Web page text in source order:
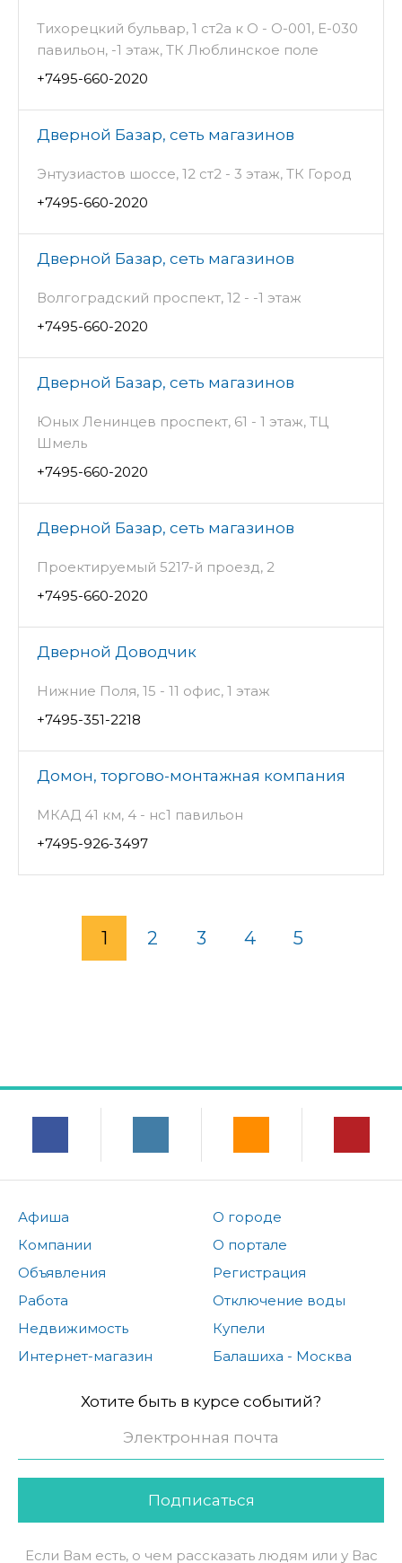
Тихорецкий бульвар, 1 ст2а к О - О-001, Е-030
павильон, -1 этаж, ТК Люблинское поле
+7495-660-2020
Дверной Базар, сеть магазинов
Энтузиастов шоссе, 12 ст2 - 3 этаж, ТК Город
+7495-660-2020
Дверной Базар, сеть магазинов
Волгоградский проспект, 12 - -1 этаж
+7495-660-2020
Дверной Базар, сеть магазинов
Юных Ленинцев проспект, 61 - 1 этаж, ТЦ
Шмель
+7495-660-2020
Дверной Базар, сеть магазинов
Проектируемый 5217-й проезд, 2
+7495-660-2020
Дверной Доводчик
Нижние Поля, 15 - 11 офис, 1 этаж
+7495-351-2218
Домон, торгово-монтажная компания
МКАД 41 км, 4 - нс1 павильон
+7495-926-3497
1 2 3 4 5
Афиша
Компании
Объявления
Работа
Недвижимость
Интернет-магазин
О городе
О портале
Регистрация
Отключение воды
Купели
Балашиха - Москва
Хотите быть в курсе событий?
Подписаться
Если Вам есть, о чем рассказать людям или у Вас